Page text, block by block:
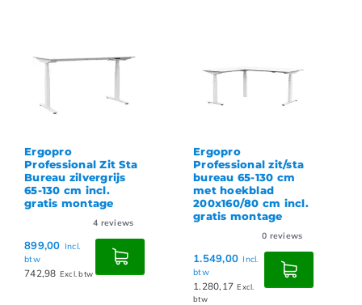
Ergopro
Professional Zit Sta
Bureau zilvergrijs
65-130 cm incl.
gratis montage
4 reviews
899,00 Incl.
btw
742,98 Excl. btw
Ergopro
Professional zit/sta
bureau 65-130 cm
met hoekblad
200x160/80 cm incl.
gratis montage
0 reviews
1.549,00 Incl.
btw
1.280,17 Excl.
btw